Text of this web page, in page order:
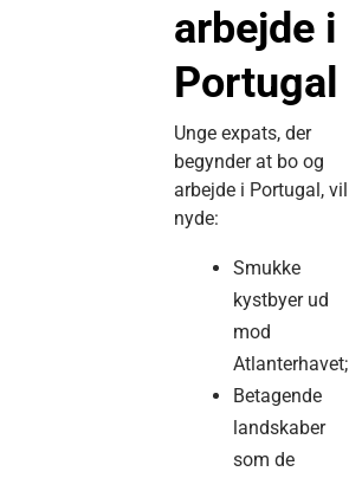
arbejde i
Portugal
Unge expats, der
begynder at bo og
arbejde i Portugal, vil
nyde:
Smukke
kystbyer ud
mod
Atlanterhavet;
Betagende
landskaber
som de